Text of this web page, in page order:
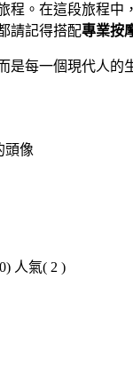
程。在這段旅程
請記得搭配專業按
是每一個現代人的
人氣( 2 )